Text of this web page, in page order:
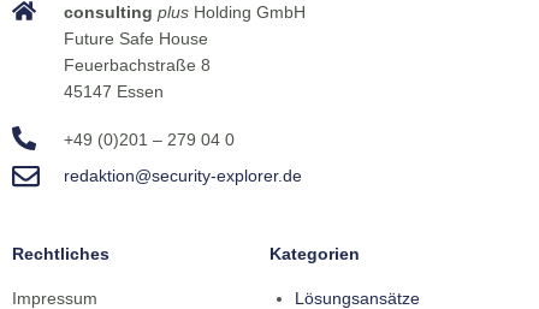
consulting plus Holding GmbH
Future Safe House
Feuerbachstraße 8
45147 Essen
+49 (0)201 – 279 04 0
redaktion@security-explorer.de
Rechtliches
Impressum
Kategorien
Lösungsansätze